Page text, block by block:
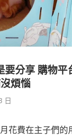
要分享 購物
煩惱
日
花費在主子們的